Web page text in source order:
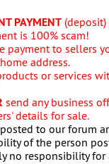
PAYMENT
is 100% scam!
payment to sellers
address.
or services
send any business
details for sale.
posted to our forum
of the person
no responsibility for